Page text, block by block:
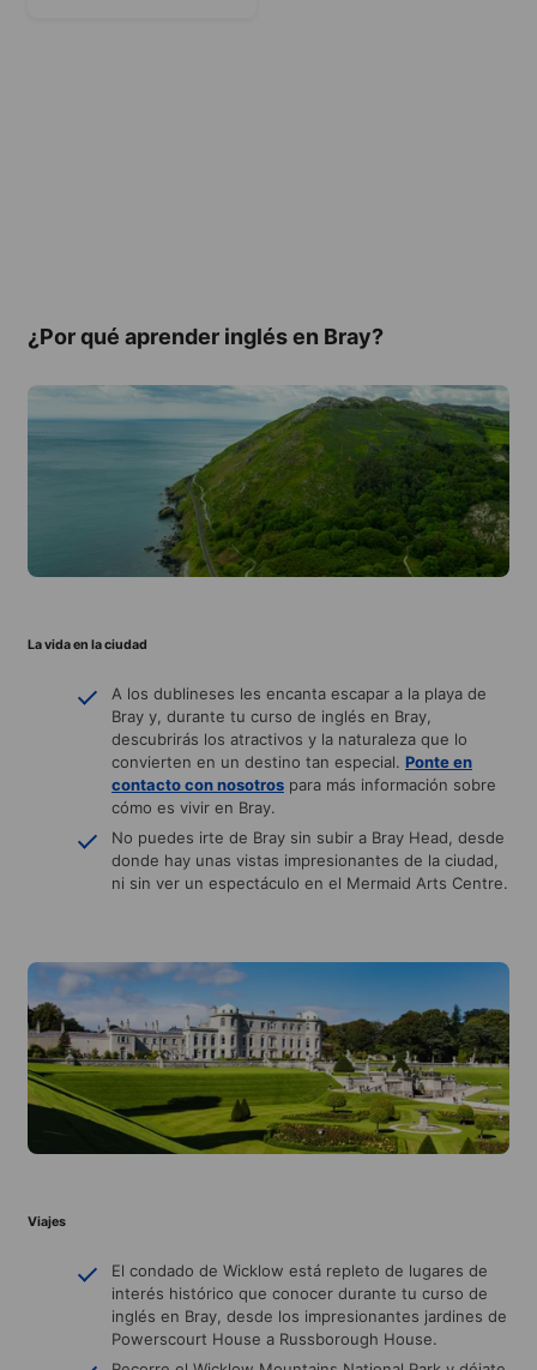
¿Por qué aprender inglés en Bray?
La vida en la ciudad
A los dublineses les encanta escapar a la playa de
Bray y, durante tu curso de inglés en Bray,
descubrirás los atractivos y la naturaleza que lo
convierten en un destino tan especial. Ponte en
contacto con nosotros para más información sobre
cómo es vivir en Bray.
No puedes irte de Bray sin subir a Bray Head, desde
donde hay unas vistas impresionantes de la ciudad,
ni sin ver un espectáculo en el Mermaid Arts Centre.
Viajes
El condado de Wicklow está repleto de lugares de
interés histórico que conocer durante tu curso de
inglés en Bray, desde los impresionantes jardines de
Powerscourt House a Russborough House.